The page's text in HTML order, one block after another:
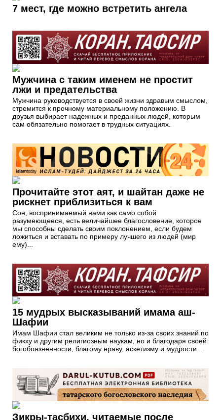
7 мест, где можно встретить ангела
Мужчина с таким именем не простит
лжи и предательства
Мужчина руководствуется в своей жизни здравым смыслом,
стремится к прочному материальному положению. В
друзья выбирает надежных и преданных людей, которым
сам обязательно помогает в трудных ситуациях.
Прочитайте этот аят, и шайтан даже не
рискнет приблизиться к вам
Сон, воспринимаемый нами как само собой
разумеющееся, есть величайшее благословение, которое
мы способны сделать своим поклонением, если будем
ложиться и вставать по примеру лучшего из людей (мир
ему)...
15 мудрых высказываний имама аш-
Шафии
Имам Шафии стал великим не только из-за своих знаний по
фикху и другим религиозным наукам, но и благодаря своей
богобоязненности, благому нраву, аскетизму и мудрости...
Зикры-тасбихи, читаемые после